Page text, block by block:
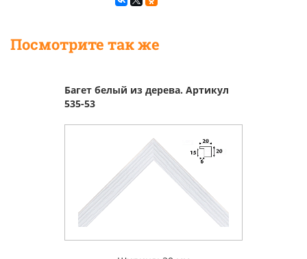
Посмотрите так же
Багет белый из дерева. Артикул
535-53